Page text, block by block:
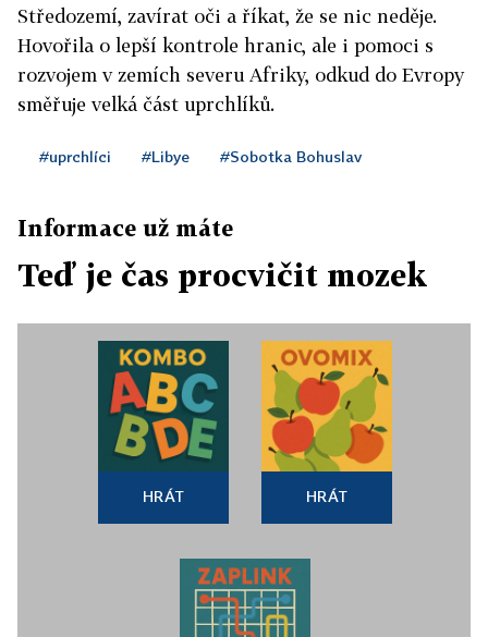
Středozemí, zavírat oči a říkat, že se nic neděje.
Hovořila o lepší kontrole hranic, ale i pomoci s
rozvojem v zemích severu Afriky, odkud do Evropy
směřuje velká část uprchlíků.
#uprchlíci #Libye #Sobotka Bohuslav
Informace už máte
Teď je čas procvičit mozek
HRÁT HRÁT